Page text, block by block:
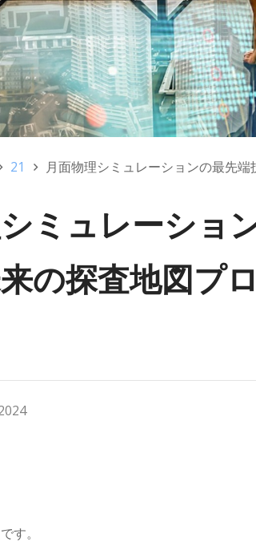
21 月面物理シミュレーションの最先
ミュレーショ
の探査地図プ
す。